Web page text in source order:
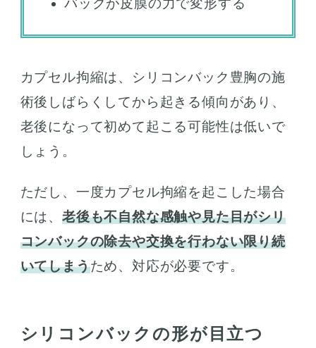
バックが皮膜の力で変形する
カプセル拘縮は、シリコンバック豊胸の施
術後しばらくしてから起きる傾向があり、
老後になって初めて起こる可能性は低いで
しょう。
ただし、一度カプセル拘縮を起こした場合
には、老後も不自然な感触や見た目がシリ
コンバックの除去や交換を行わない限り続
いてしまうため、対応が必要です。
シリコンバックの形が目立つ